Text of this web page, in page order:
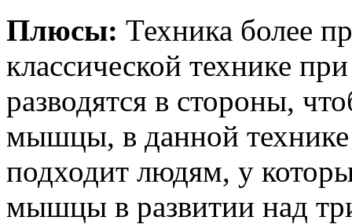
Плюсы: Техника более
классической технике
разводятся в стороны,
мышцы, в данной
подходит людям, у
мышцы в развитии над